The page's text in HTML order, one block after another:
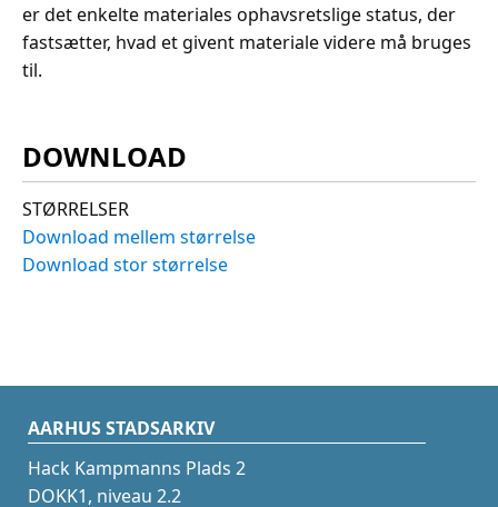
er det enkelte materiales ophavsretslige status, der
fastsætter, hvad et givent materiale videre må bruges
til.
DOWNLOAD
STØRRELSER
Download mellem størrelse
Download stor størrelse
AARHUS STADSARKIV
Hack Kampmanns Plads 2
DOKK1, niveau 2.2